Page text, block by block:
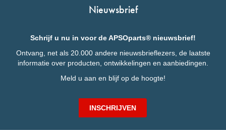
Nieuwsbrief
Schrijf u nu in voor de APSOparts® nieuwsbrief!
Ontvang, net als 20.000 andere nieuwsbrieflezers, de laatste
informatie over producten, ontwikkelingen en aanbiedingen.
Meld u aan en blijf op de hoogte!
INSCHRIJVEN